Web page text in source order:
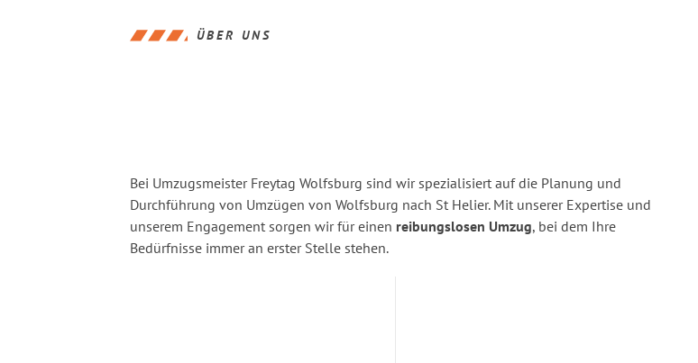
ÜBER UNS
Bei Umzugsmeister Freytag Wolfsburg sind wir spezialisiert auf die Planung und
Durchführung von Umzügen von Wolfsburg nach St Helier. Mit unserer Expertise und
unserem Engagement sorgen wir für einen reibungslosen Umzug, bei dem Ihre
Bedürfnisse immer an erster Stelle stehen.